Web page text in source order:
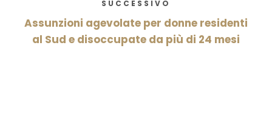
SUCCESSIVO
Assunzioni agevolate per donne residenti
al Sud e disoccupate da più di 24 mesi